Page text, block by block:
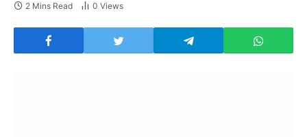
2 Mins Read 0 Views